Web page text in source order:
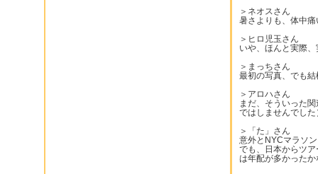
＞ネオスさん
暑さよりも、体中
＞ヒロ児玉さん
いや、ほんと実際
＞まっちさん
最初の写真、でも
＞アロハさん
まだ、そういった
ではしませんでした
＞「た」さん
意外とNYCマラソ
でも、日本からツ
は年配が多かったか